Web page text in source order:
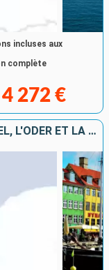
incluses aux
complète
4 272 €
DE COPENHAGUE À BERLIN : LA HAVEL, L'ODER ET LA MER BALTIQUE